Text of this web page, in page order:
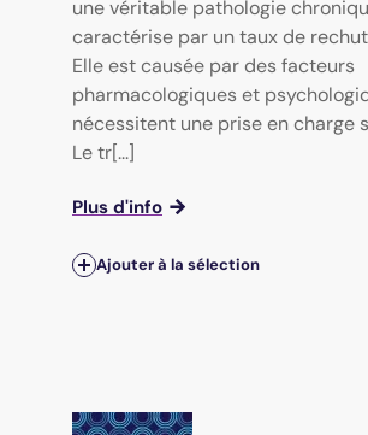
une véritable pathologie
caractérise par un taux de
Elle est causée par des facteurs
pharmacologiques et
nécessitent une prise en charge
Le tr[...]
Plus d'info
Ajouter à la sélection